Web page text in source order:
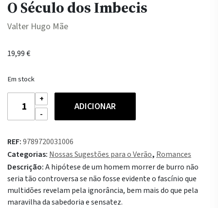
O Século dos Imbecis
Valter Hugo Mãe
19,99€
Em stock
Quantidade
O
dos
Imbecis
ADICIONAR
REF:9789720031006
Categorias: Nossas Sugestões para o Verão, Romances
Descrição:A hipótese de um homem morrer de burro não
seria tão controversa se não fosse evidente o fascínio que
multidões revelam pela ignorância, bem mais do que pela
maravilha da sabedoria e sensatez.